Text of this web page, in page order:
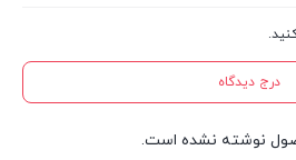
درج دیدگاه
نوشته نشده است.